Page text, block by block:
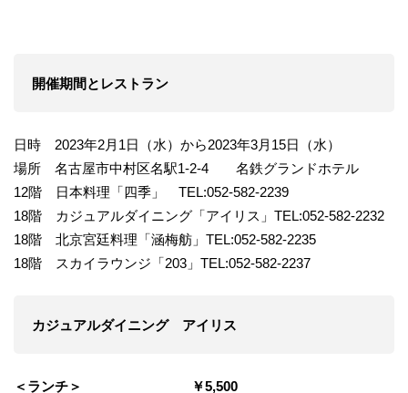
開催期間とレストラン
日時 2023年2月1日（水）から2023年3月15日（水）
場所 名古屋市中村区名駅1-2-4 名鉄グランドホテル
12階 日本料理「四季」 TEL:052-582-2239
18階 カジュアルダイニング「アイリス」TEL:052-582-2232
18階 北京宮廷料理「涵梅舫」TEL:052-582-2235
18階 スカイラウンジ「203」TEL:052-582-2237
カジュアルダイニング アイリス
＜ランチ＞ ￥5,500